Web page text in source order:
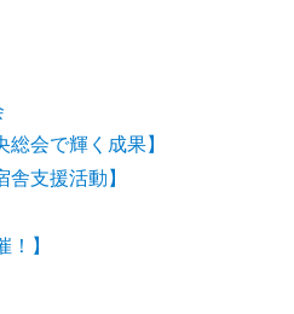
総会で輝く成果】
舎支援活動】
！】